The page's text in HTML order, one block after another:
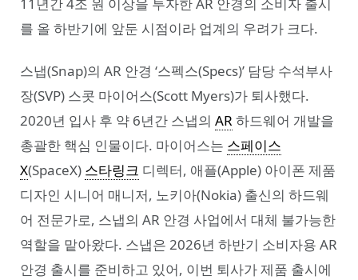
를 올 하반기에 앞둔 시점이라 업계의 우려가 크다.
스냅(Snap)의 AR 안경 ‘스펙스(Specs)’ 담당 수석부사
장(SVP) 스콧 마이어스(Scott Myers)가 퇴사했다.
2020년 입사 후 약 6년간 스냅의 AR 하드웨어 개발을
총괄한 핵심 인물이다. 마이어스는 스페이스
X(SpaceX) 스타링크 디렉터, 애플(Apple) 아이폰 제품
디자인 시니어 매니저, 노키아(Nokia) 출신의 하드웨
어 전문가로, 스냅의 AR 안경 사업에서 대체 불가능한
역할을 맡아왔다. 스냅은 2026년 하반기 소비자용 AR
안경 출시를 준비하고 있어, 이번 퇴사가 제품 출시에